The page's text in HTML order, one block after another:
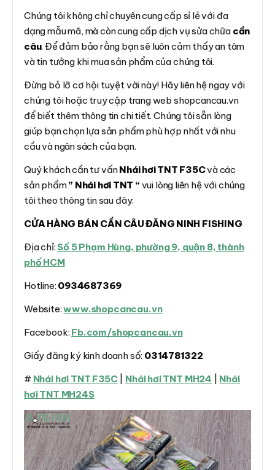
Chúng tôi không chỉ chuyên cung cấp sỉ lẻ với đa
dạng mẫu mã, mà còn cung cấp dịch vụ sửa chữa cần
câu. Để đảm bảo rằng bạn sẽ luôn cảm thấy an tâm
và tin tưởng khi mua sản phẩm của chúng tôi.
Đừng bỏ lỡ cơ hội tuyệt vời này! Hãy liên hệ ngay với
chúng tôi hoặc truy cập trang web shopcancau.vn
để biết thêm thông tin chi tiết. Chúng tôi sẵn lòng
giúp bạn chọn lựa sản phẩm phù hợp nhất với nhu
cầu và ngân sách của bạn.
Quý khách cần tư vấnNhái hơi TNT F35Cvà các
sản phẩm” Nhái hơi TNT “ vui lòng liên hệ với chúng
tôi theo thông tin sau đây:
CỬA HÀNG BÁN CẦN CÂU ĐĂNG NINH FISHING
Địa chỉ: Số 5 Phạm Hùng, phường 9, quận 8, thành
phố HCM
Hotline: 0934687369
Website:www.shopcancau.vn
Facebook: Fb.com/shopcancau.vn
Giấy đăng ký kinh doanh số: 0314781322
# Nhái hơi TNT F35C| Nhái hơi TNT MH24
Nhái
hơi TNT MH24S